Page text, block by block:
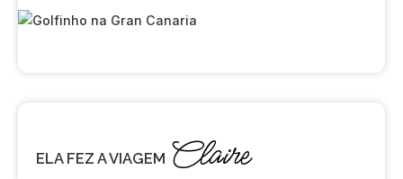
ELA FEZ A VIAGEM Claire